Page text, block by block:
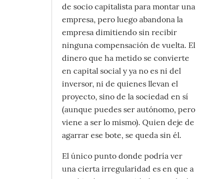
de socio capitalista para montar una
empresa, pero luego abandona la
empresa dimitiendo sin recibir
ninguna compensación de vuelta. El
dinero que ha metido se convierte
en capital social y ya no es ni del
inversor, ni de quienes llevan el
proyecto, sino de la sociedad en sí
(aunque puedes ser autónomo, pero
viene a ser lo mismo). Quien deje de
agarrar ese bote, se queda sin él.
El único punto donde podría ver
una cierta irregularidad es en que a